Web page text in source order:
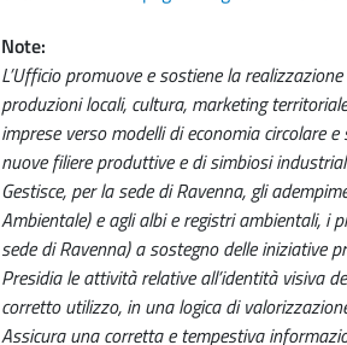
Note
L’Ufficio promuove e sostiene la
produzioni locali, cultura, marketing
imprese verso modelli di economia circolare
nuove filiere produttive e di simbiosi
Gestisce, per la sede di Ravenna, gli
Ambientale) e agli albi e registri ambientali, i
sede di Ravenna) a sostegno delle iniziative
Presidia le attività relative all’identità visiva
corretto utilizzo, in una logica di
Assicura una corretta e tempestiva